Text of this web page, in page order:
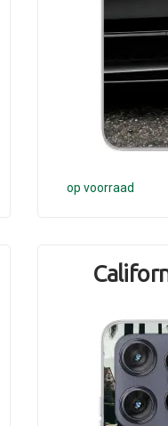
op voorraad